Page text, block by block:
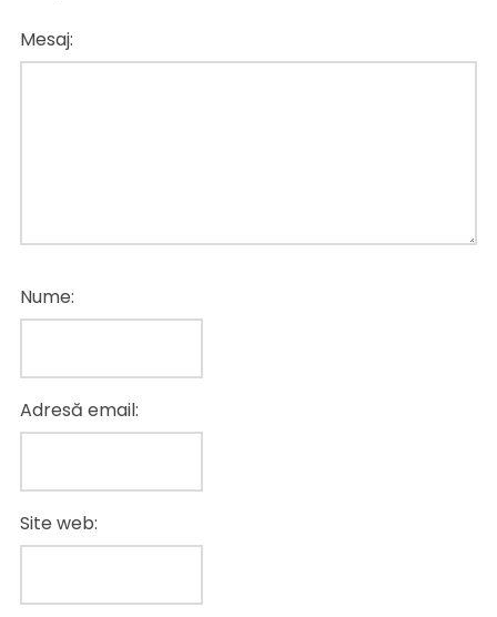
Mesaj:
Nume:
Adresă email:
Site web: